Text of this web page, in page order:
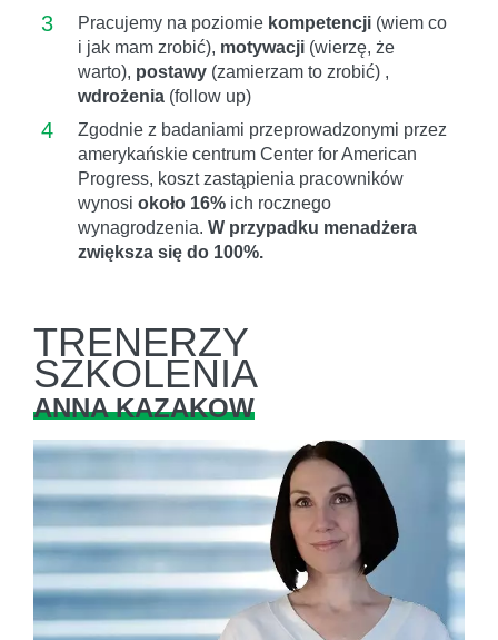
3 Pracujemy na poziomie kompetencji (wiem co
i jak mam zrobić), motywacji (wierzę, że
warto), postawy (zamierzam to zrobić) ,
wdrożenia (follow up)
4
Zgodnie z badaniami przeprowadzonymi przez
amerykańskie centrum Center for American
Progress, koszt zastąpienia pracowników
wynosi około 16% ich rocznego
wynagrodzenia. W przypadku menadżera
zwiększa się do 100%.
TRENERZY
SZKOLENIA
ANNA KAZAKOW